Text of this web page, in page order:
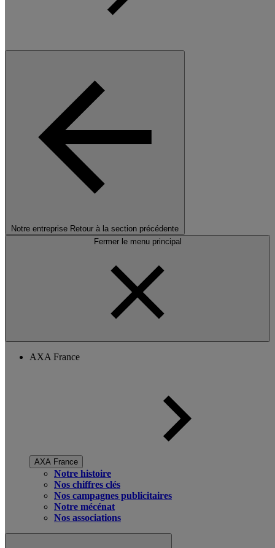
Notre entreprise Retour à la section précédente
Fermer le menu principal
AXA France
AXA France
Notre histoire
Nos chiffres clés
Nos campagnes publicitaires
Notre mécénat
Nos associations